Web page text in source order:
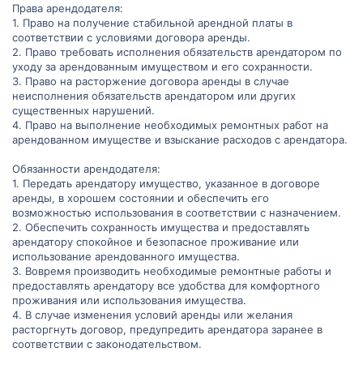
Права арендодателя:
1. Право на получение стабильной арендной платы в
соответствии с условиями договора аренды.
2. Право требовать исполнения обязательств арендатором по
уходу за арендованным имуществом и его сохранности.
3. Право на расторжение договора аренды в случае
неисполнения обязательств арендатором или других
существенных нарушений.
4. Право на выполнение необходимых ремонтных работ на
арендованном имуществе и взыскание расходов с арендатора.
Обязанности арендодателя:
1. Передать арендатору имущество, указанное в договоре
аренды, в хорошем состоянии и обеспечить его
возможностью использования в соответствии с назначением.
2. Обеспечить сохранность имущества и предоставлять
арендатору спокойное и безопасное проживание или
использование арендованного имущества.
3. Вовремя производить необходимые ремонтные работы и
предоставлять арендатору все удобства для комфортного
проживания или использования имущества.
4. В случае изменения условий аренды или желания
расторгнуть договор, предупредить арендатора заранее в
соответствии с законодательством.